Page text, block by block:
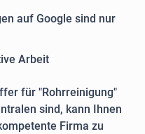
auf Google sind nur
Arbeit
für "Rohrreinigung"
sind, kann Ihnen
Firma zu